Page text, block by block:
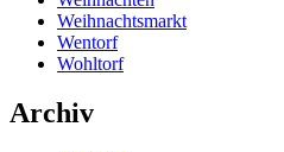
Weihnachtsmarkt
Wentorf
Wohltorf
Archiv